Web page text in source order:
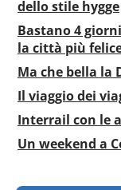
dello stile hygge
Bastano 4
la città più
Ma che bella la
Il viaggio dei
Interrail con le
Un weekend a